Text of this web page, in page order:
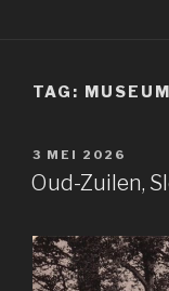
TAG: MUSEUM
GEPLAATST
OP
3 MEI 2026
Oud-Zuilen,